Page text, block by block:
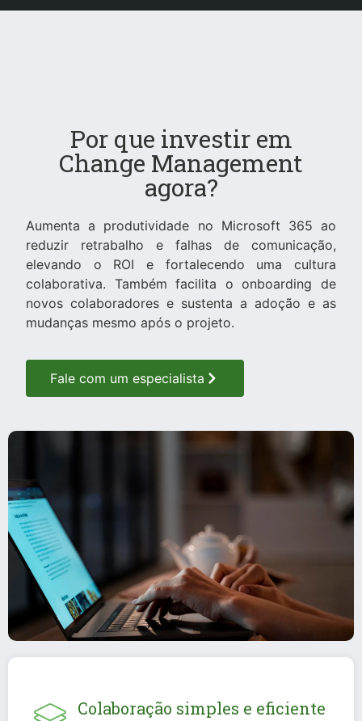
Por que investir em
Change Management
agora?
Aumenta a produtividade no Microsoft 365 ao
reduzir retrabalho e falhas de comunicação,
elevando o ROI e fortalecendo uma cultura
colaborativa. Também facilita o onboarding de
novos colaboradores e sustenta a adoção e as
mudanças mesmo após o projeto.
Fale com um especialista
Colaboração simples e eficiente